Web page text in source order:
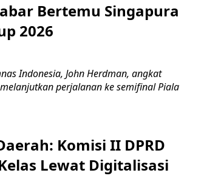
Bertemu Singapura
2026
Indonesia, John Herdman, angkat
perjalanan ke semifinal Piala
Komisi II DPRD
Lewat Digitalisasi